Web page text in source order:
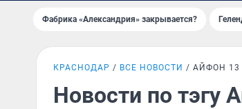
Фабрика «Александрия» закрывается?
КРАСНОДАР ВСЕ НОВОСТИ АЙФОН 13
Новости по тэгу